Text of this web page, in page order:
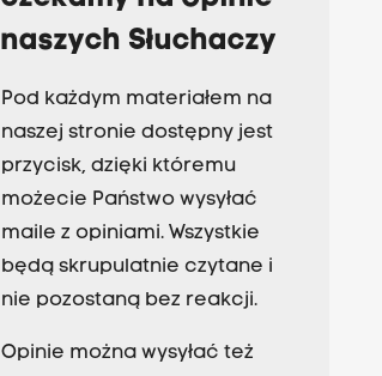
naszych Słuchaczy
Pod każdym materiałem na
naszej stronie dostępny jest
przycisk, dzięki któremu
możecie Państwo wysyłać
maile z opiniami. Wszystkie
będą skrupulatnie czytane i
nie pozostaną bez reakcji.
Opinie można wysyłać też